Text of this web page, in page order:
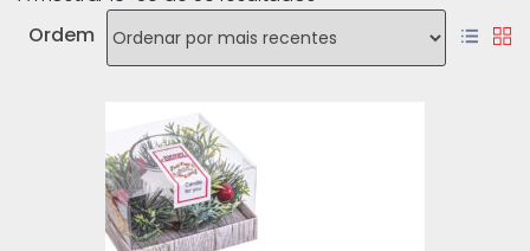
Ordem